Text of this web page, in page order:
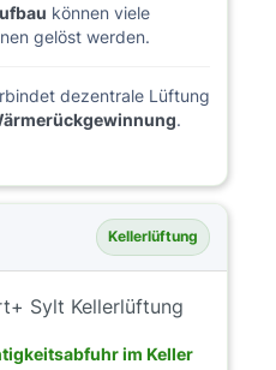
können viele
gelöst werden.
dezentrale Lüftung
.
Kellerlüftung
im Keller